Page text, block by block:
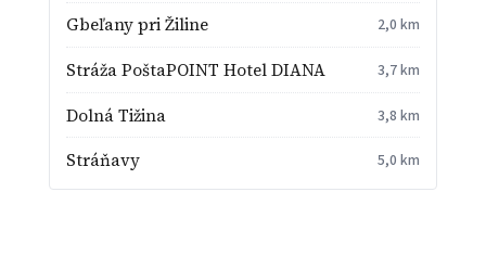
Gbeľany pri Žiline 2,0 km
Stráža PoštaPOINT Hotel DIANA 3,7 km
Dolná Tižina 3,8 km
Stráňavy 5,0 km